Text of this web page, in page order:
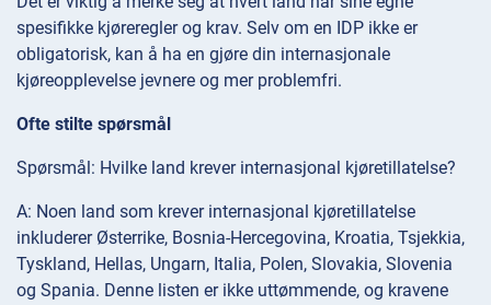
spesifikke kjøreregler og krav. Selv om en IDP ikke er
obligatorisk, kan å ha en gjøre din internasjonale
kjøreopplevelse jevnere og mer problemfri.
Ofte stilte spørsmål
Spørsmål: Hvilke land krever internasjonal kjøretillatelse?
A: Noen land som krever internasjonal kjøretillatelse
inkluderer Østerrike, Bosnia-Hercegovina, Kroatia, Tsjekkia,
Tyskland, Hellas, Ungarn, Italia, Polen, Slovakia, Slovenia
og Spania. Denne listen er ikke uttømmende, og kravene